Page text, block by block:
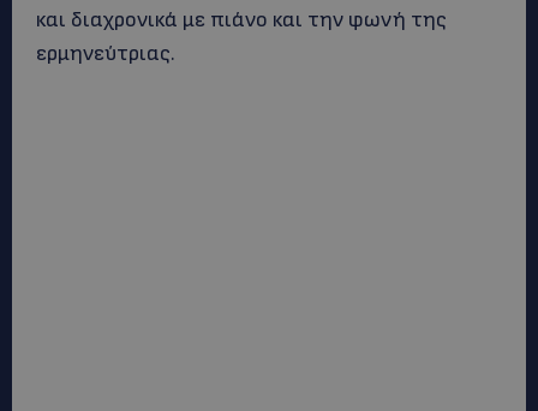
και διαχρονικά με πιάνο και την φωνή της
ερμηνεύτριας.